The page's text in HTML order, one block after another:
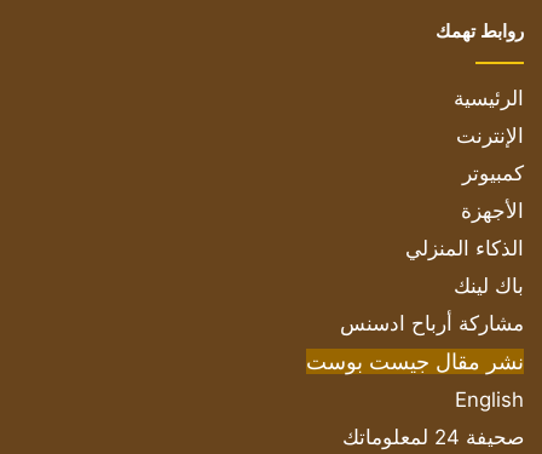
روابط تهمك
الرئيسية
الإنترنت
كمبيوتر
الأجهزة
الذكاء المنزلي
باك لينك
مشاركة أرباح ادسنس
نشر مقال جيست بوست
English
صحيفة 24 لمعلوماتك